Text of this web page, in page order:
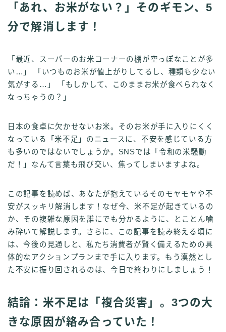
「あれ、お米がない？」そのギモン、5
分で解消します！
「最近、スーパーのお米コーナーの棚が空っぽなことが多
い…」 「いつものお米が値上がりしてるし、種類も少ない
気がする…」 「もしかして、このままお米が食べられなく
なっちゃうの？」
日本の食卓に欠かせないお米。そのお米が手に入りにくく
なっている「米不足」のニュースに、不安を感じている方
も多いのではないでしょうか。SNSでは「令和の米騒動
だ！」なんて言葉も飛び交い、焦ってしまいますよね。
この記事を読めば、あなたが抱えているそのモヤモヤや不
安がスッキリ解消します！なぜ今、米不足が起きているの
か、その複雑な原因を誰にでも分かるように、とことん噛
み砕いて解説します。さらに、この記事を読み終える頃に
は、今後の見通しと、私たち消費者が賢く備えるための具
体的なアクションプランまで手に入ります。もう漠然とし
た不安に振り回されるのは、今日で終わりにしましょう！
結論：米不足は「複合災害」。3つの大
きな原因が絡み合っていた！